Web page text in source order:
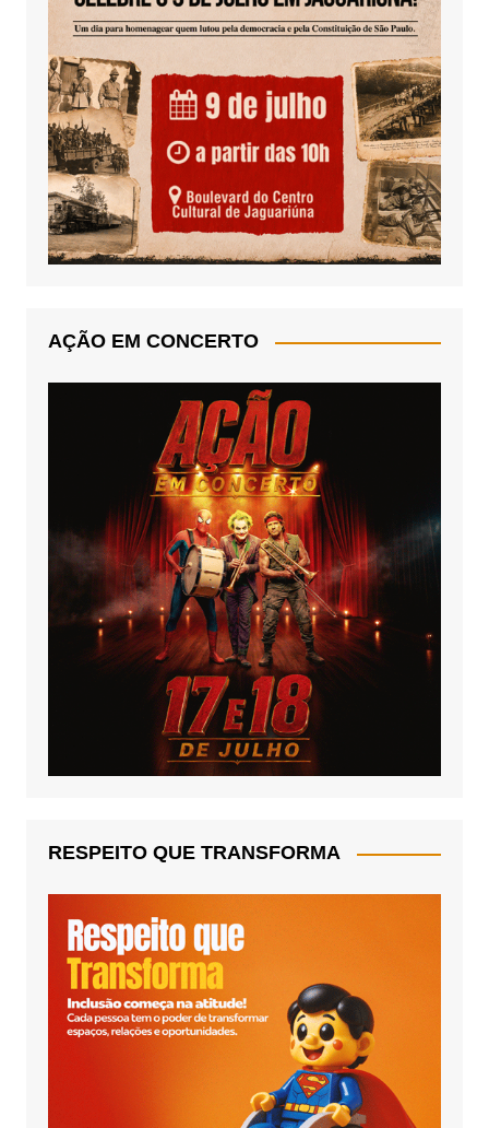
AÇÃO EM CONCERTO
RESPEITO QUE TRANSFORMA